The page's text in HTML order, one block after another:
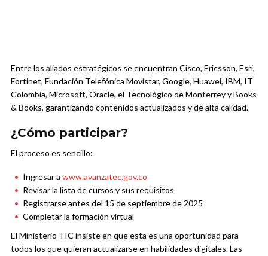
Entre los aliados estratégicos se encuentran Cisco, Ericsson, Esri,
Fortinet, Fundación Telefónica Movistar, Google, Huawei, IBM, IT
Colombia, Microsoft, Oracle, el Tecnológico de Monterrey y Books
& Books, garantizando contenidos actualizados y de alta calidad.
¿Cómo participar?
El proceso es sencillo:
Ingresar a www.avanzatec.gov.co
Revisar la lista de cursos y sus requisitos
Registrarse antes del 15 de septiembre de 2025
Completar la formación virtual
El Ministerio TIC insiste en que esta es una oportunidad para
todos los que quieran actualizarse en habilidades digitales. Las